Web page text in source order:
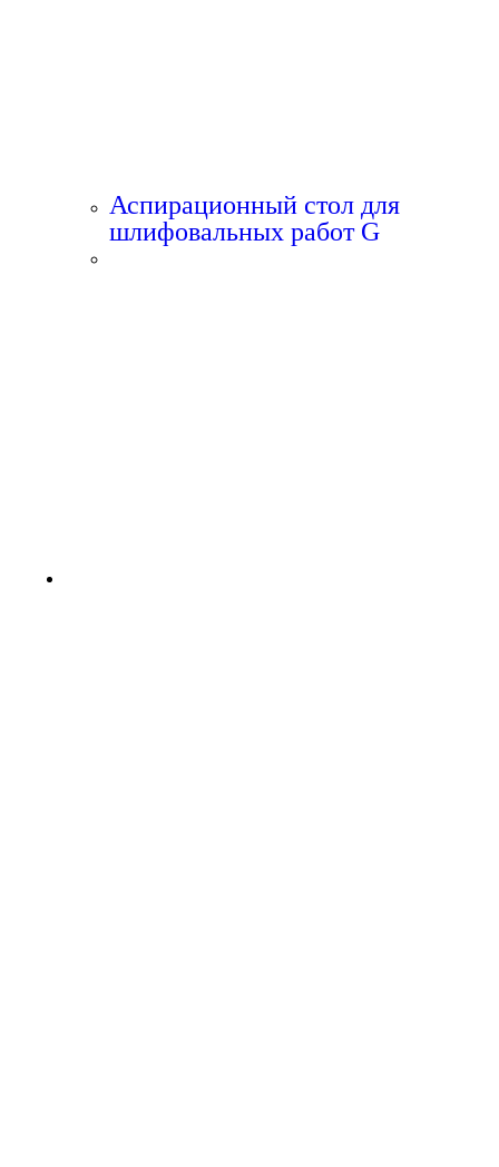
Аспирационный стол для
шлифовальных работ G